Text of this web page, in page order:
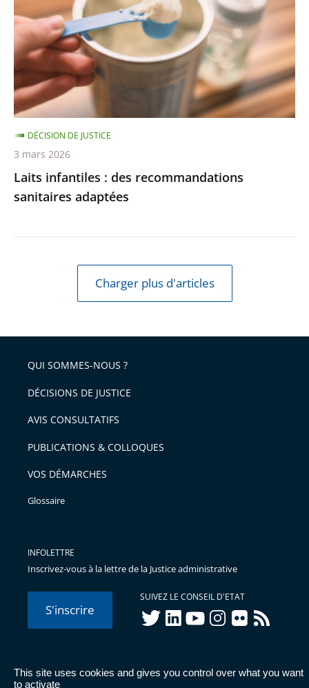
This site uses cookies and gives you control over what you want
to activate
recommandations
sanitaires
adaptées
Laits infantiles : des recommandations
sanitaires adaptées
DÉCISION DE JUSTICE
3 mars 2026
Charger plus d'articles
QUI SOMMES-NOUS ?
DÉCISIONS DE JUSTICE
AVIS CONSULTATIFS
PUBLICATIONS & COLLOQUES
VOS DÉMARCHES
Glossaire
INFOLETTRE
Inscrivez-vous à la lettre de la Justice administrative
S'inscrire
SUIVEZ LE CONSEIL D'ETAT
twitterlinkedInyoutubeinstagram
flickr rss
© Conseil d'État 2026 - Mentions légales
Données